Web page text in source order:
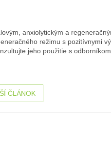
anxiolytickým a
režimu s pozitívnymi
jeho použitie s odborníkom.
ČLÁNOK